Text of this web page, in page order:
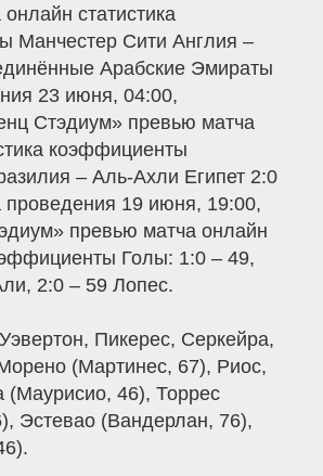
статистика
Манчестер Сити Англия –
Арабские Эмираты
23 июня, 04:00,
Стэдиум» превью матча
коэффициенты
– Аль-Ахли Египет 2:0
проведения 19 июня, 19:00,
превью матча онлайн
Голы: 1:0 – 49,
2:0 – 59 Лопес.
Пикерес, Серкейра,
(Мартинес, 67), Риос,
(Маурисио, 46), Торрес
Эстевао (Вандерлан, 76),